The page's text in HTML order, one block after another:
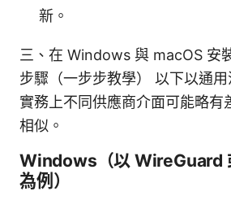
新。
三、在 Windows 與 macOS 安
步驟（一步步教學） 以下以通用
實務上不同供應商介面可能略有
相似。
Windows（以 WireGuard
為例）